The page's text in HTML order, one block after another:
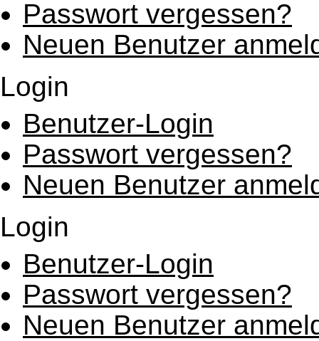
Passwort vergessen?
Neuen Benutzer
Login
Benutzer-Login
Passwort vergessen?
Neuen Benutzer
Login
Benutzer-Login
Passwort vergessen?
Neuen Benutzer